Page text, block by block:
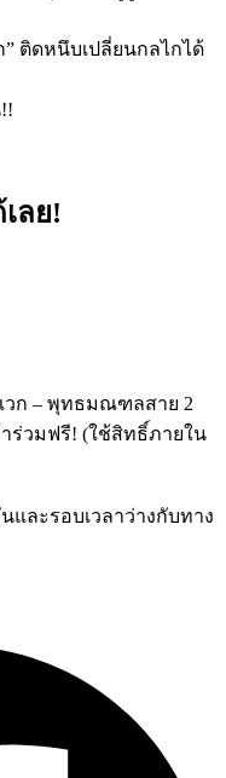
” ติดหนึบเปลี่ยนกลไกได้
ลย!
วก – พุทธมณฑลสาย 2
ร่วมฟรี! (ใช้สิทธิ์ภายใน
ละรอบเวลาว่างกับทาง